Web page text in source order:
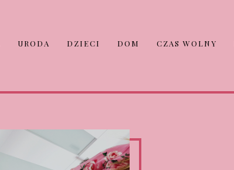
URODA DZIECI DOM CZAS WOLNY